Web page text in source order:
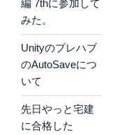
編 7thに参加して
みた。
Unityのプレハブ
のAutoSaveにつ
いて
先日やっと宅建
に合格した